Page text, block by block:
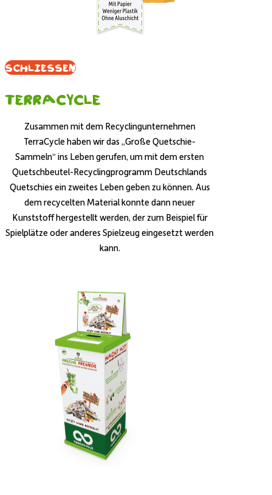
Schliessen
Terracycle
Zusammen mit dem Recyclingunternehmen
TerraCycle haben wir das „Große Quetschie-
Sammeln“ ins Leben gerufen, um mit dem ersten
Quetschbeutel-Recyclingprogramm Deutschlands
Quetschies ein zweites Leben geben zu können. Aus
dem recycelten Material konnte dann neuer
Kunststoff hergestellt werden, der zum Beispiel für
Spielplätze oder anderes Spielzeug eingesetzt werden
kann.